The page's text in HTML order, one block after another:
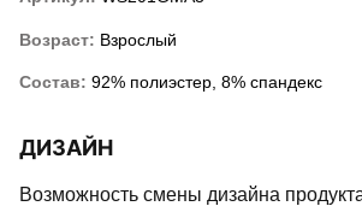
Возраст: Взрослый
Состав: 92% полиэстер, 8% спандекс
ДИЗАЙН
Возможность смены дизайна